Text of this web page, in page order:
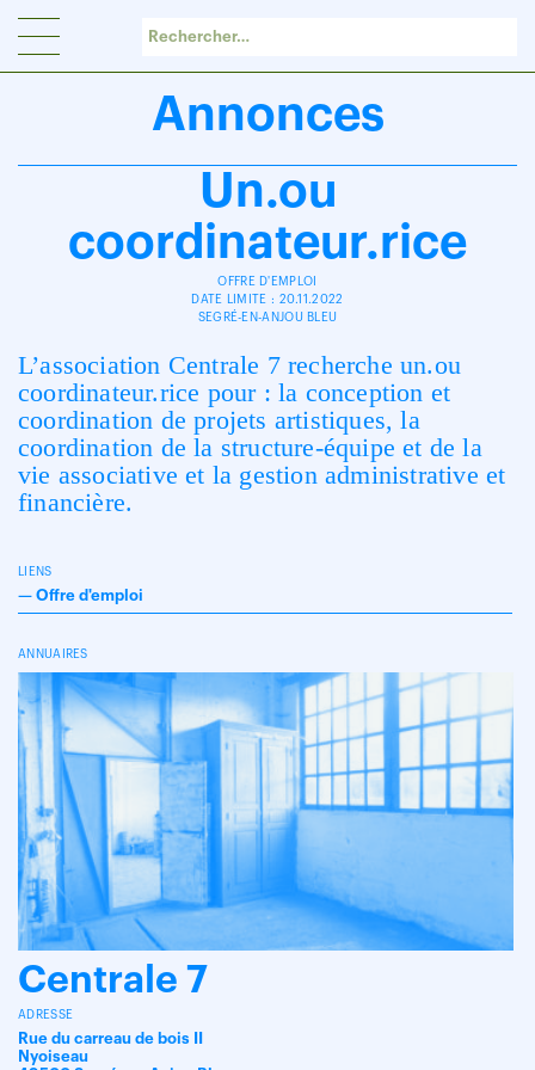
Annonces
Un.ou
coordinateur.rice
OFFRE D'EMPLOI
DATE LIMITE : 20.11.2022
SEGRÉ-EN-ANJOU BLEU
L’association Centrale 7 recherche un.ou
coordinateur.rice pour : la conception et
coordination de projets artistiques, la
coordination de la structure-équipe et de la
vie associative et la gestion administrative et
financière.
LIENS
— Offre d'emploi
ANNUAIRES
Centrale 7
ADRESSE
Rue du carreau de bois II
Nyoiseau